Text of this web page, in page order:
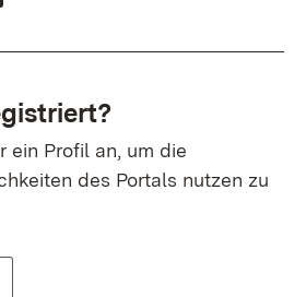
ein Profil an, um die
des Portals nutzen zu